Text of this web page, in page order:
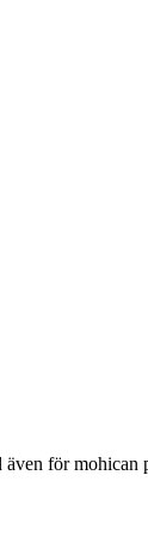
för mohican